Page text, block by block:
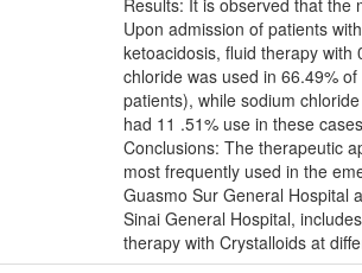
Results: It is observed that the
Upon admission of patients
ketoacidosis, fluid therapy with
chloride was used in 66.49%
patients), while sodium
had 11 .51% use in these
Conclusions: The therapeutic
most frequently used in the
Guasmo Sur General Hospital
Sinai General Hospital,
therapy with Crystalloids at